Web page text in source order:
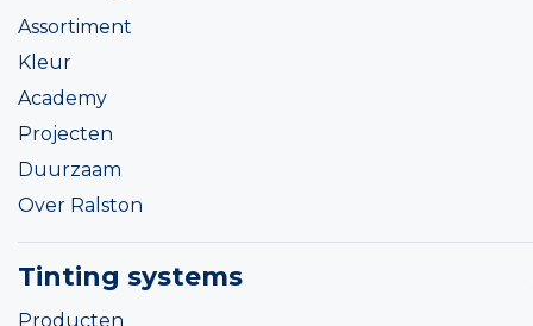
Assortiment
Kleur
Academy
Projecten
Duurzaam
Over Ralston
Tinting systems
Producten